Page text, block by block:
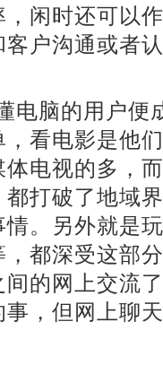
闲时还可以
户沟通或者
脑的用户便
看电影是他
电视的多，
打破了地域
。另外就是
都深受这部
的网上交流
，但网上聊